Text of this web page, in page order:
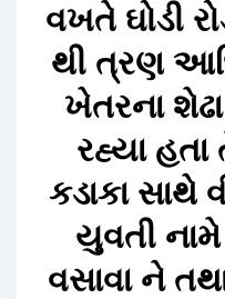
વખતે ઘોડી
થી ત્રણ
ખેતરના
રહ્યા હતા
કડાકા સાથે
યુવતી
વસાવા ને